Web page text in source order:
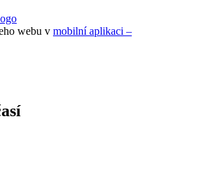
webu v mobilní aplikaci –